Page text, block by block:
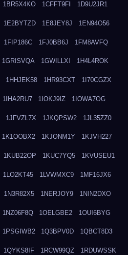
1BR5X4KO 1CFFT9FI 1D9U2JR1
1E2BYTZD 1E8JEY8J 1EN94O56
1FIP186C 1FJ0BB6J 1FM8AVFQ
1GRISVQA 1GWILLXI 1H4L4ROK
1HHJEK58 1HR93CXT 1I70CGZX
1IHA2RU7 1IOKJ9IZ 1IOWA7OG
1JFVZL7X 1JKQPSW2 1JL35ZZ0
1K1OOBX2 1KJONM1Y 1KJVH227
1KUB22OP 1KUC7YQ5 1KVUSEU1
1LO2KT45 1LVWMXC9 1MF16JX6
1N3R82X5 1NERJOY9 1NIN2DXO
1NZ06F8Q 1OELGBE2 1OUI6BYG
1PSGIWB2 1Q3BPV0D 1QBCT8D3
1QYKS8IF 1RCW99QZ 1RDUWSSK